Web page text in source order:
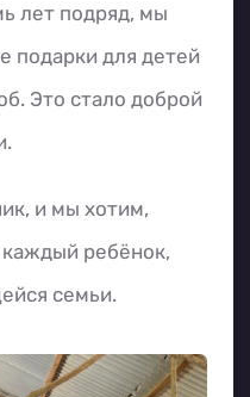
лет подряд, мы
подарки для детей
Это стало доброй
и мы хотим,
ребёнок,
семьи.